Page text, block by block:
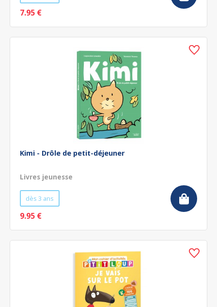
7.95 €
Kimi - Drôle de petit-déjeuner
Livres jeunesse
dès 3 ans
9.95 €